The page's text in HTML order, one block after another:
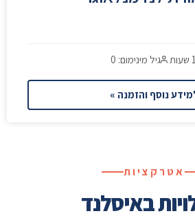
גיל מינימום: 0
נוסף והזמנה »
אטרקציות
באיסלנד